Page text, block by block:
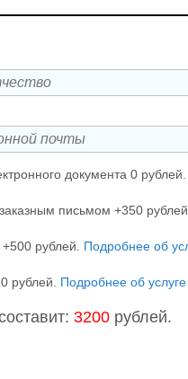
документа 0 рублей.
письмом +350 рублей.
рублей. Подробнее об
рублей. Подробнее об
3200 рублей.